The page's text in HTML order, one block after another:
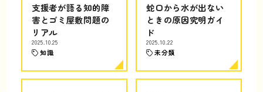
支援者が語る知的障
害とゴミ屋敷問題の
リアル
2025.10.25
知識
蛇口から水が出ない
ときの原因究明ガイ
ド
2025.10.22
未分類